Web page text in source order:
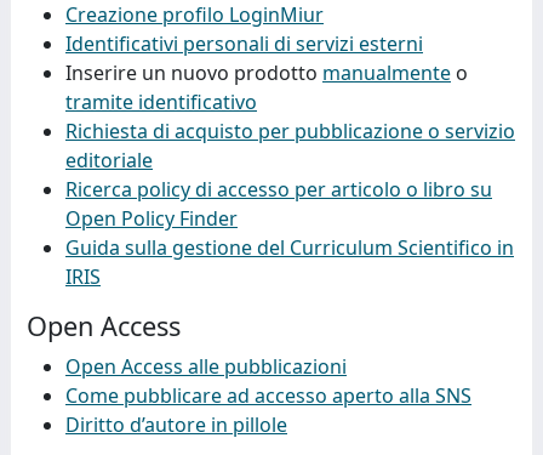
Creazione profilo LoginMiur
Identificativi personali di servizi esterni
Inserire un nuovo prodotto manualmente o
tramite identificativo
Richiesta di acquisto per pubblicazione o servizio
editoriale
Ricerca policy di accesso per articolo o libro su
Open Policy Finder
Guida sulla gestione del Curriculum Scientifico in
IRIS
Open Access
Open Access alle pubblicazioni
Come pubblicare ad accesso aperto alla SNS
Diritto d’autore in pillole